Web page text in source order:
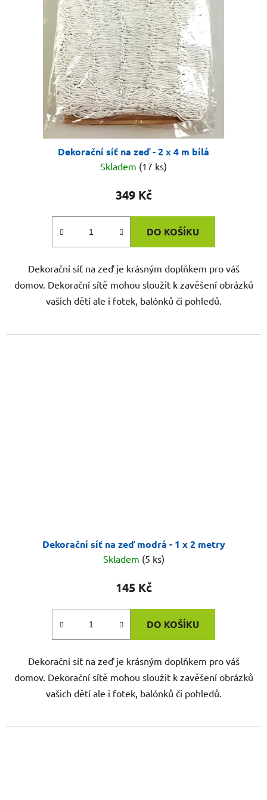
Dekorační síť na zeď - 2 x 4 m bílá
Skladem (17 ks)
349 Kč
DO KOŠÍKU
Dekorační síť na zeď je krásným doplňkem pro váš
domov. Dekorační sítě mohou sloužit k zavěšení obrázků
vašich dětí ale i fotek, balónků či pohledů.
Dekorační síť na zeď modrá - 1 x 2 metry
Skladem (5 ks)
145 Kč
DO KOŠÍKU
Dekorační síť na zeď je krásným doplňkem pro váš
domov. Dekorační sítě mohou sloužit k zavěšení obrázků
vašich dětí ale i fotek, balónků či pohledů.